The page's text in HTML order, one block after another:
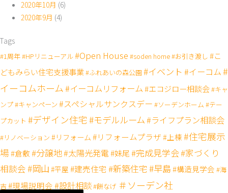
2020年10月 (6)
2020年9月 (4)
Tags
#1周年#HPリニューアル#Open House #soden home#お引き渡し #こ
どもみらい住宅支援事業#ふれあいの森公園 #イベント #イーコム#
イーコムホーム #イーコムリフォーム#エコジロー相談会#キャ
ンプ#キャンペーン#スペシャルサンクスデー #ソーデンホーム #テー
プカット #デザイン住宅 #モデルルーム#ライフプラン相談会
#リノベーション #リフォーム#リフォームプラザ#上棟#住宅展示
場#倉敷#分譲地#太陽光発電#妹尾#完成見学会#家づくり
相談会#岡山 #平屋 #建売住宅 #新築住宅#早島#構造見学会 #海
吉#現場説明会#設計相談#餅なげ ＃ソーデン社